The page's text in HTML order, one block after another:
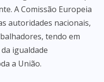
A Comissão Europeia
autoridades nacionais,
tendo em
igualdade
a União.